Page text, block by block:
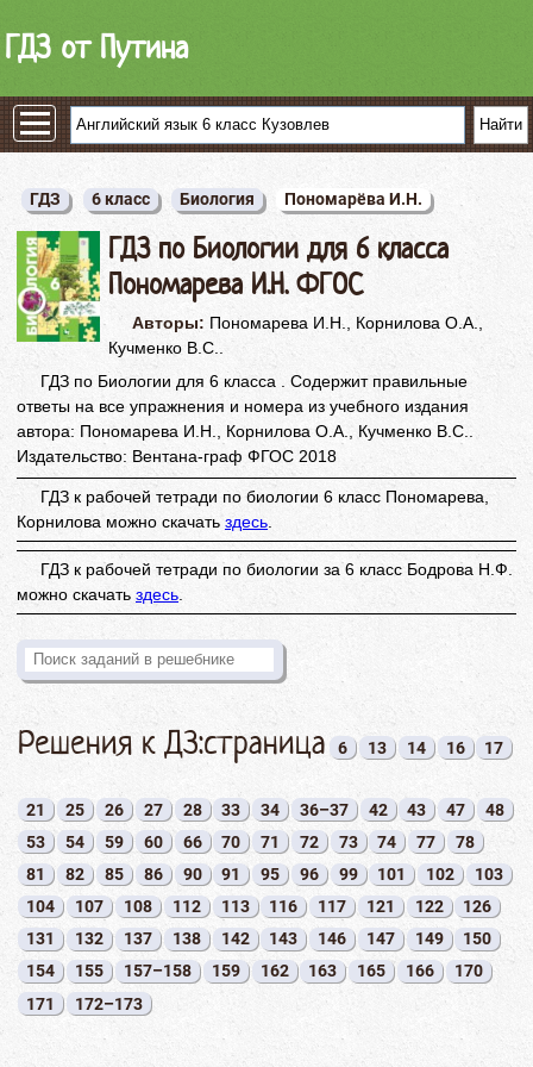
ГДЗ от Путина
ГДЗ 6 класс Биология Пономарёва И.Н.
ГДЗ по Биологии для 6 класса
Пономарева И.Н. ФГОС
Авторы: Пономарева И.Н., Корнилова О.А.,
Кучменко В.С..
ГДЗ по Биологии для 6 класса . Содержит правильные
ответы на все упражнения и номера из учебного издания
автора: Пономарева И.Н., Корнилова О.А., Кучменко В.С..
Издательство: Вентана-граф ФГОС 2018
ГДЗ к рабочей тетради по биологии 6 класс Пономарева,
Корнилова можно скачать здесь
ГДЗ к рабочей тетради по биологии за 6 класс Бодрова Н.Ф.
можно скачать здесь
Решения к ДЗ:страница 6 13 14 16 17
21 25 26 27 28 33 34 36–37 42 43 47
48
53
54 59 60 66 70 71 72 73 74 77
78
81
82 85 86 90 91 95 96 99 101 102
103
104
107 108 112 113 116 117 121 122
126
131
132 137 138 142 143 146 147 149
150
154
155 157–158 159 162 163 165 166
170
171
172–173